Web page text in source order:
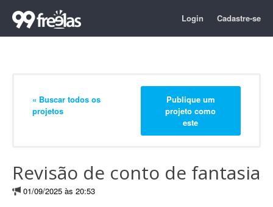
Login Cadastre-se
« Buscar todos os
projetos
Publique um
projeto como
este
Revisão de conto de fantasia
01/09/2025 às 20:53